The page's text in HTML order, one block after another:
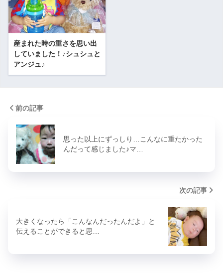
産まれた時の重さを思い出
していました！♪シュシュと
アンジュ♪
前の記事
思った以上にずっしり…こんなに重たかった
んだって感じました♪マ…
次の記事
大きくなったら「こんなんだったんだよ」と
伝えることができると思…